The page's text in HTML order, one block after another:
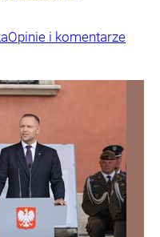
Opinie i komentarze